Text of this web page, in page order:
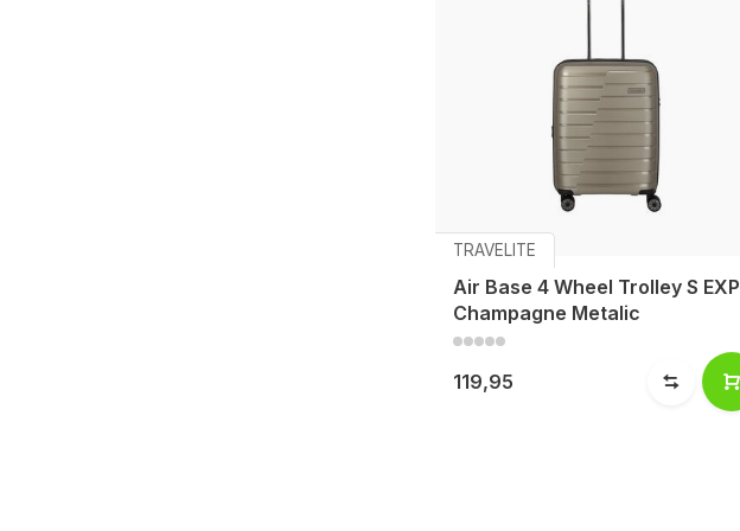
TRAVELITE
Air Base 4 Wheel Trolley S EXP
Champagne Metalic
119,95